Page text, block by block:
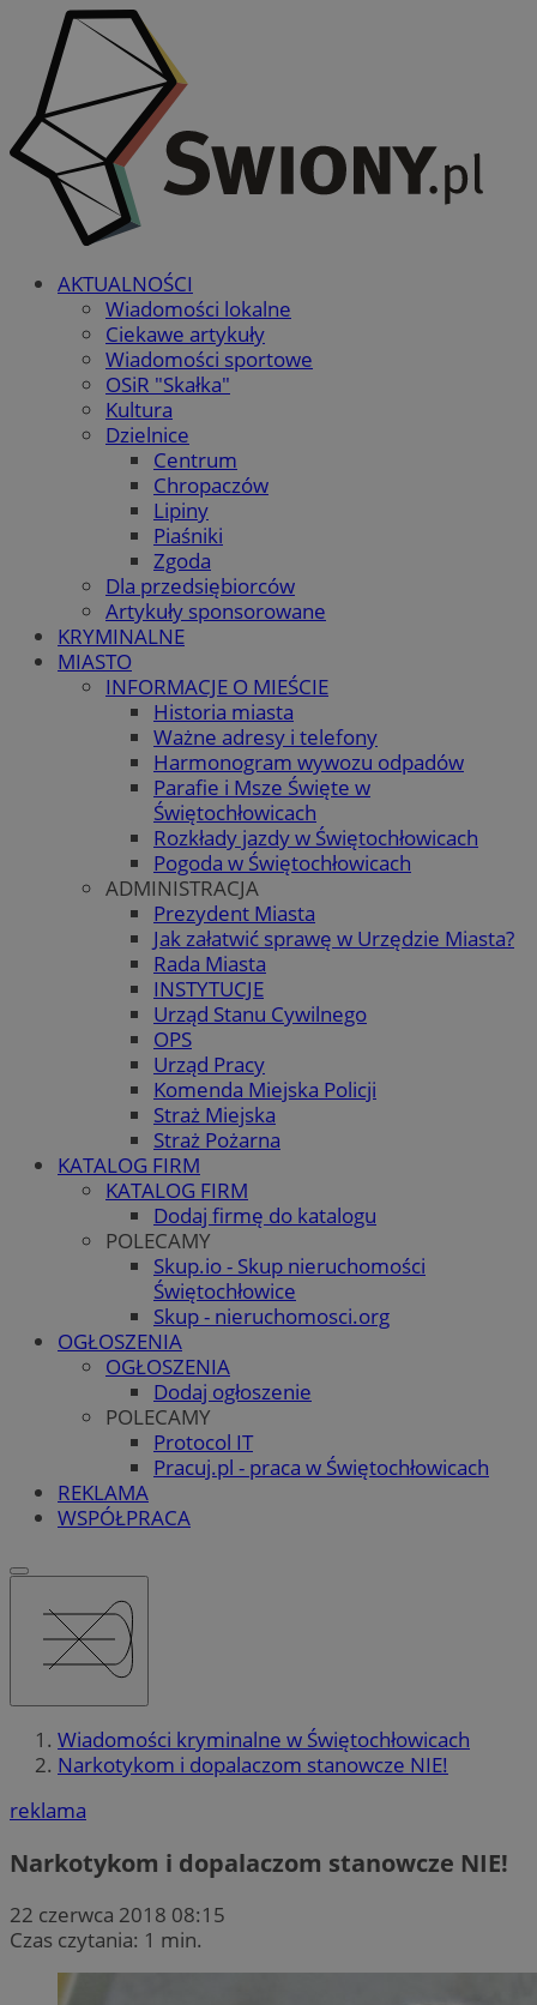
AKTUALNOŚCI
Wiadomości lokalne
Ciekawe artykuły
Wiadomości sportowe
OSiR "Skałka"
Kultura
Dzielnice
Centrum
Chropaczów
Lipiny
Piaśniki
Zgoda
Dla przedsiębiorców
Artykuły sponsorowane
KRYMINALNE
MIASTO
INFORMACJE O MIEŚCIE
Historia miasta
Ważne adresy i telefony
Harmonogram wywozu odpadów
Parafie i Msze Święte w
Świętochłowicach
Rozkłady jazdy w Świętochłowicach
Pogoda w Świętochłowicach
ADMINISTRACJA
Prezydent Miasta
Jak załatwić sprawę w Urzędzie Miasta?
Rada Miasta
INSTYTUCJE
Urząd Stanu Cywilnego
OPS
Urząd Pracy
Komenda Miejska Policji
Straż Miejska
Straż Pożarna
KATALOG FIRM
KATALOG FIRM
Dodaj firmę do katalogu
POLECAMY
Skup.io - Skup nieruchomości
Świętochłowice
Skup - nieruchomosci.org
OGŁOSZENIA
OGŁOSZENIA
Dodaj ogłoszenie
POLECAMY
Protocol IT
Pracuj.pl - praca w Świętochłowicach
REKLAMA
WSPÓŁPRACA
Wiadomości kryminalne w Świętochłowicach
Narkotykom i dopalaczom stanowcze NIE!
reklama
Narkotykom i dopalaczom stanowcze NIE!
22 czerwca 2018 08:15
Czas czytania: 1 min.